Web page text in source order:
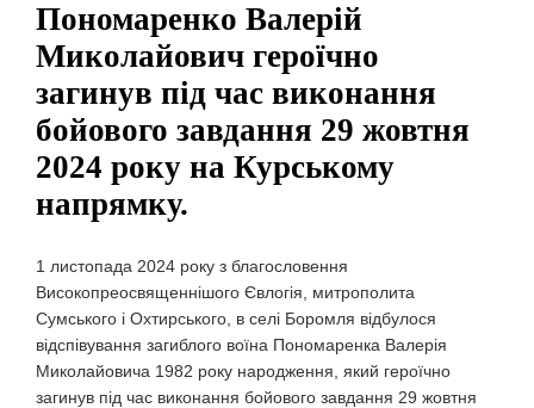
Пономаренко Валерій
Миколайович героїчно
загинув під час виконання
бойового завдання 29 жовтня
2024 року на Курському
напрямку.
1 листопада 2024 року з благословення
Високопреосвященнішого Євлогія, митрополита
Сумського і Охтирського, в селі Боромля відбулося
відспівування загиблого воїна Пономаренка Валерія
Миколайовича 1982 року народження, який героїчно
загинув під час виконання бойового завдання 29 жовтня